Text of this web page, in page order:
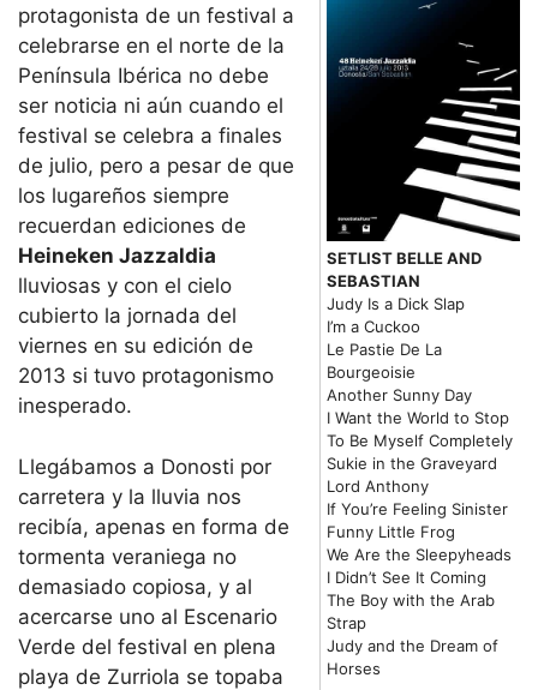
SETLIST BELLE AND
SEBASTIAN
Judy Is a Dick Slap
I’m a Cuckoo
Le Pastie De La
Bourgeoisie
Another Sunny Day
I Want the World to Stop
To Be Myself Completely
Sukie in the Graveyard
Lord Anthony
If You’re Feeling Sinister
Funny Little Frog
We Are the Sleepyheads
I Didn’t See It Coming
The Boy with the Arab
Strap
Judy and the Dream of
Horses
protagonista de un festival a
celebrarse en el norte de la
Península Ibérica no debe
ser noticia ni aún cuando el
festival se celebra a finales
de julio, pero a pesar de que
los lugareños siempre
recuerdan ediciones de
Heineken Jazzaldia
lluviosas y con el cielo
cubierto la jornada del
viernes en su edición de
2013 si tuvo protagonismo
inesperado.
Llegábamos a Donosti por
carretera y la lluvia nos
recibía, apenas en forma de
tormenta veraniega no
demasiado copiosa, y al
acercarse uno al Escenario
Verde del festival en plena
playa de Zurriola se topaba